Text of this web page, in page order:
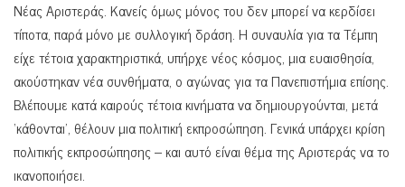
Νέας Αριστεράς. Κανείς όμως μόνος του δεν μπορεί να κερδίσει
τίποτα, παρά μόνο με συλλογική δράση. Η συναυλία για τα Τέμπη
είχε τέτοια χαρακτηριστικά, υπήρχε νέος κόσμος, μια ευαισθησία,
ακούστηκαν νέα συνθήματα, ο αγώνας για τα Πανεπιστήμια επίσης.
Βλέπουμε κατά καιρούς τέτοια κινήματα να δημιουργούνται, μετά
‘κάθονται’, θέλουν μια πολιτική εκπροσώπηση. Γενικά υπάρχει κρίση
πολιτικής εκπροσώπησης – και αυτό είναι θέμα της Αριστεράς να το
ικανοποιήσει.